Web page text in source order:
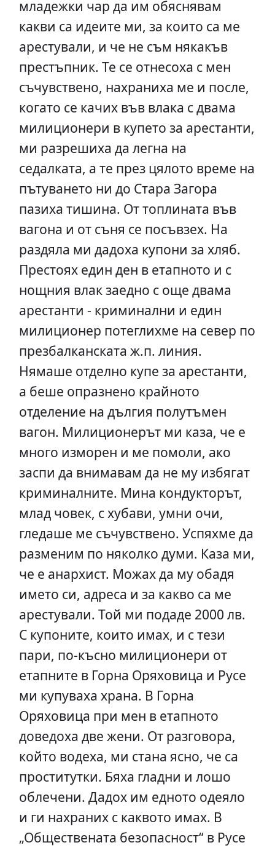
младежки чар да им обяснявам
какви са идеите ми, за които са ме
арестували, и че не съм някакъв
престъпник. Те се отнесоха с мен
съчувствено, нахраниха ме и после,
когато се качих във влака с двама
милиционери в купето за арестанти,
ми разрешиха да легна на
седалката, а те през цялото време на
пътуването ни до Стара Загора
пазиха тишина. От топлината във
вагона и от съня се посъвзех. На
раздяла ми дадоха купони за хляб.
Престоях един ден в етапното и с
нощния влак заедно с още двама
арестанти - криминални и един
милиционер потеглихме на север по
презбалканската ж.п. линия.
Нямаше отделно купе за арестанти,
а беше опразнено крайното
отделение на дългия полутъмен
вагон. Милиционерът ми каза, че е
много изморен и ме помоли, ако
заспи да внимавам да не му избягат
криминалните. Мина кондукторът,
млад човек, с хубави, умни очи,
гледаше ме съчувствено. Успяхме да
разменим по няколко думи. Каза ми,
че е анархист. Можах да му обадя
името си, адреса и за какво са ме
арестували. Той ми подаде 2000 лв.
С купоните, които имах, и с тези
пари, по-късно милиционери от
етапните в Горна Оряховица и Русе
ми купуваха храна. В Горна
Оряховица при мен в етапното
доведоха две жени. От разговора,
който водеха, ми стана ясно, че са
проститутки. Бяха гладни и лошо
облечени. Дадох им едното одеяло
и ги нахраних с каквото имах. В
„Обществената безопасност“ в Русе